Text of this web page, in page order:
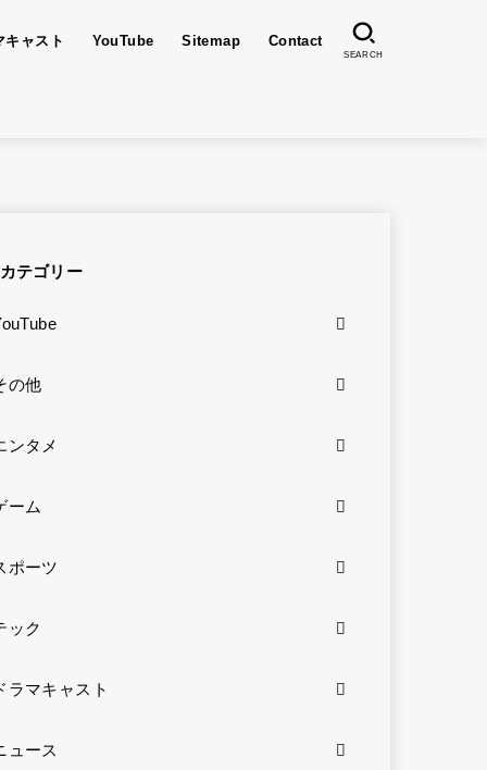
キャスト YouTube Sitemap Contact
SEARCH
カテゴリー
の他
ンタメ
ーム
ポーツ
ック
ラマキャスト
ュース